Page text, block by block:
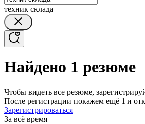
техник склада
Найдено 1 резюме
Чтобы видеть все резюме,
После регистрации покажем ещё 1 и
Зарегистрироваться
За всё время